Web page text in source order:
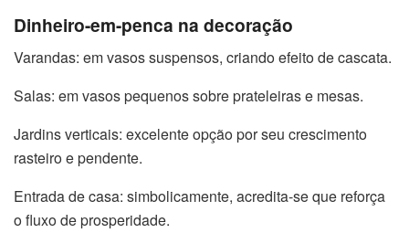
Dinheiro-em-penca na decoração
Varandas: em vasos suspensos, criando efeito de cascata.
Salas: em vasos pequenos sobre prateleiras e mesas.
Jardins verticais: excelente opção por seu crescimento
rasteiro e pendente.
Entrada de casa: simbolicamente, acredita-se que reforça
o fluxo de prosperidade.